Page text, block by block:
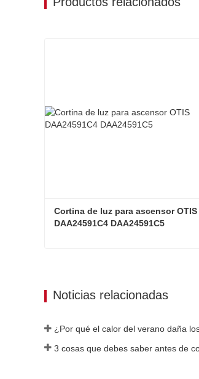
Cortina de luz para ascensor OTIS
DAA24591C4 DAA24591C5
Noticias relacionadas